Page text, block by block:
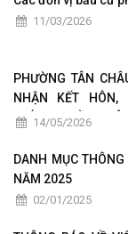
11/03/2026
PHƯỜNG TÂN
NHẬN KẾT HÔN,
CHÍNH QUYỀN
14/05/2026
DANH MỤC
NĂM 2025
02/01/2025